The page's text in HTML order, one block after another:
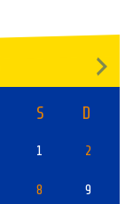
S D
1 2
8 9